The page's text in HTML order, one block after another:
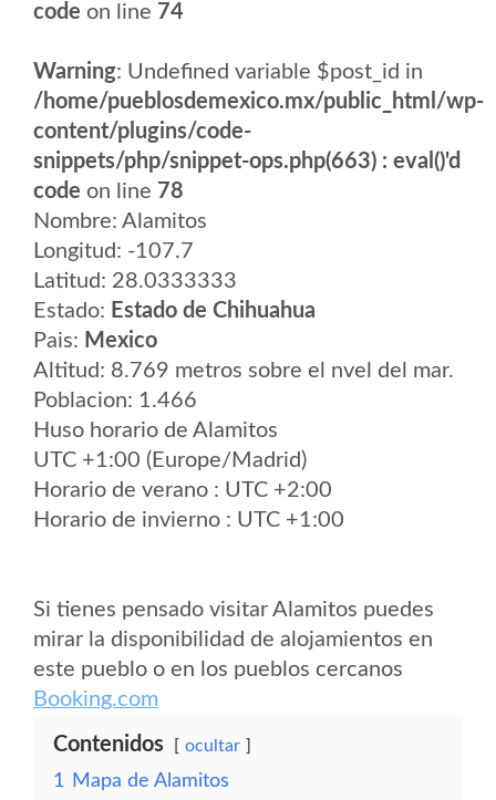
code on line 74
Warning: Undefined variable $post_id in
/home/pueblosdemexico.mx/public_html/wp-
content/plugins/code-
snippets/php/snippet-ops.php(663) : eval()'d
code on line 78
Nombre: Alamitos
Longitud: -107.7
Latitud: 28.0333333
Estado: Estado de Chihuahua
Pais: Mexico
Altitud: 8.769 metros sobre el nvel del mar.
Poblacion: 1.466
Huso horario de Alamitos
UTC +1:00 (Europe/Madrid)
Horario de verano : UTC +2:00
Horario de invierno : UTC +1:00
Si tienes pensado visitar Alamitos puedes
mirar la disponibilidad de alojamientos en
este pueblo o en los pueblos cercanos
Booking.com
Contenidos ocultar
1
Mapa de Alamitos